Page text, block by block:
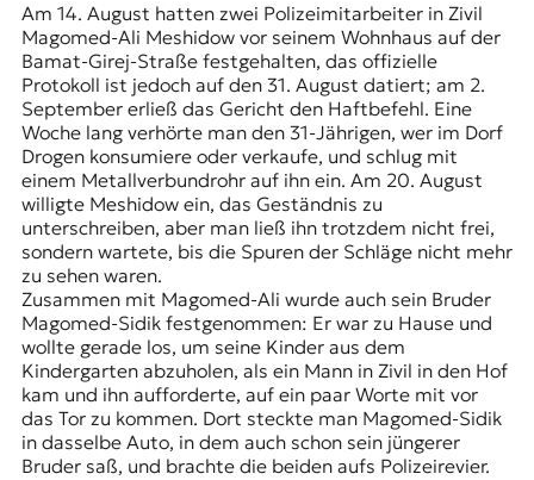
Am 14. August hatten zwei Polizeimitarbeiter in Zivil
Magomed-Ali Meshidow vor seinem Wohnhaus auf der
Bamat-Girej-Straße festgehalten, das offizielle
Protokoll ist jedoch auf den 31. August datiert; am 2.
September erließ das Gericht den Haftbefehl. Eine
Woche lang verhörte man den 31-Jährigen, wer im Dorf
Drogen konsumiere oder verkaufe, und schlug mit
einem Metallverbundrohr auf ihn ein. Am 20. August
willigte Meshidow ein, das Geständnis zu
unterschreiben, aber man ließ ihn trotzdem nicht frei,
sondern wartete, bis die Spuren der Schläge nicht mehr
zu sehen waren.
Zusammen mit Magomed-Ali wurde auch sein Bruder
Magomed-Sidik festgenommen: Er war zu Hause und
wollte gerade los, um seine Kinder aus dem
Kindergarten abzuholen, als ein Mann in Zivil in den Hof
kam und ihn aufforderte, auf ein paar Worte mit vor
das Tor zu kommen. Dort steckte man Magomed-Sidik
in dasselbe Auto, in dem auch schon sein jüngerer
Bruder saß, und brachte die beiden aufs Polizeirevier.